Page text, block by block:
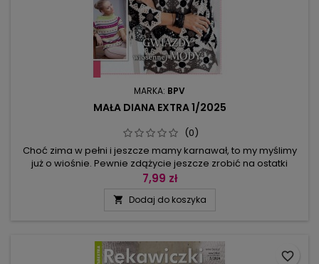
MARKA: BPV
MAŁA DIANA EXTRA 1/2025
(0)
Choć zima w pełni i jeszcze mamy karnawał, to my myślimy
już o wiośnie. Pewnie zdążycie jeszcze zrobić na ostatki
ażurowe poncho z gwiazdek – jeśli wybierzecie na nie
Koronkowe bluzki, narzutki szydełkowane z rozmachem,
7,99 zł
 Dodaj do koszyka
favorite_border